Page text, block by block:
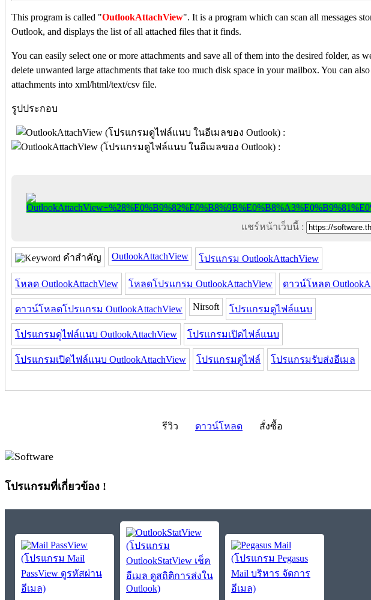
This program is called "OutlookAttachView". It is a program which can scan all messages
Outlook, and displays the list of all attached files that it finds.
You can easily select one or more attachments and save all of them into the desired folder, as
delete unwanted large attachments that take too much disk space in your mailbox. You can
attachments into xml/html/text/csv file.
รูปประกอบ
แชร์หน้าเว็บนี้ :
คำสำคัญ OutlookAttachView โปรแกรม OutlookAttachView
โหลด OutlookAttachView โหลดโปรแกรม OutlookAttachView ดาวน์โหลด
ดาวน์โหลดโปรแกรม OutlookAttachView Nirsoft โปรแกรมดูไฟล์แนบ
โปรแกรมดูไฟล์แนบ OutlookAttachView โปรแกรมเปิดไฟล์แนบ
โปรแกรมเปิดไฟล์แนบ OutlookAttachView โปรแกรมดูไฟล์ โปรแกรมรับส่งอีเมล
รีวิว ดาวน์โหลด สั่งซื้อ
โปรแกรมที่เกี่ยวข้อง !